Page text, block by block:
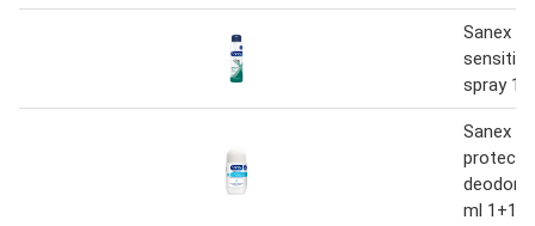
Sanex
spray
Sanex
ml 1+1